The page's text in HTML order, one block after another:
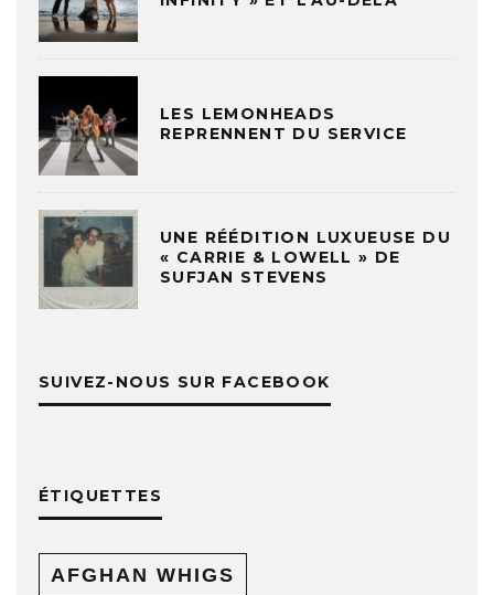
LES LEMONHEADS
REPRENNENT DU SERVICE
UNE RÉÉDITION LUXUEUSE DU
« CARRIE & LOWELL » DE
SUFJAN STEVENS
SUIVEZ-NOUS SUR FACEBOOK
ÉTIQUETTES
AFGHAN WHIGS